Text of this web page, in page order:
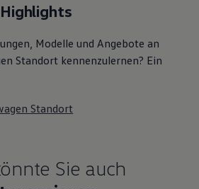
Modelle und Angebote an
Standort kennenzulernen? Ein
Standort
Sie auch